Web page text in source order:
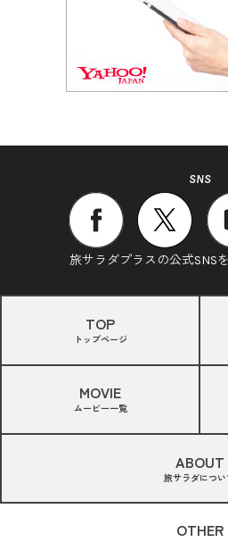
SNS
旅サラダプラスの公式SNS
TOP
トップページ
MOVIE
ムービー一覧
ABOUT
旅サラダについ
OTHER